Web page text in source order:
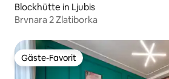
Blockhütte in Ljubis
Brvnara 2 Zlatiborka
Gäste-Favorit
Gäste-Favorit